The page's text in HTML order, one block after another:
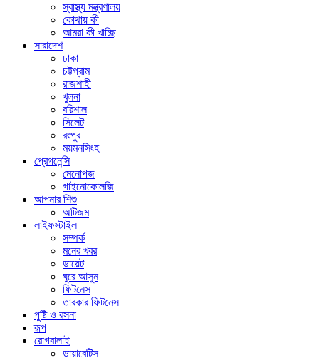
স্বাস্থ্য মন্ত্রণালয়
কোথায় কী
আমরা কী খাচ্ছি
সারাদেশ
ঢাকা
চট্টগ্রাম
রাজশাহী
খুলনা
বরিশাল
সিলেট
রংপুর
ময়মনসিংহ
প্রেগনেন্সি
মেনোপজ
গাইনোকোলজি
আপনার শিশু
অটিজম
লাইফস্টাইল
সম্পর্ক
মনের খবর
ডায়েট
ঘুরে আসুন
ফিটনেস
তারকার ফিটনেস
পুষ্টি ও রসনা
রূপ
রোগবালাই
ডায়াবেটিস